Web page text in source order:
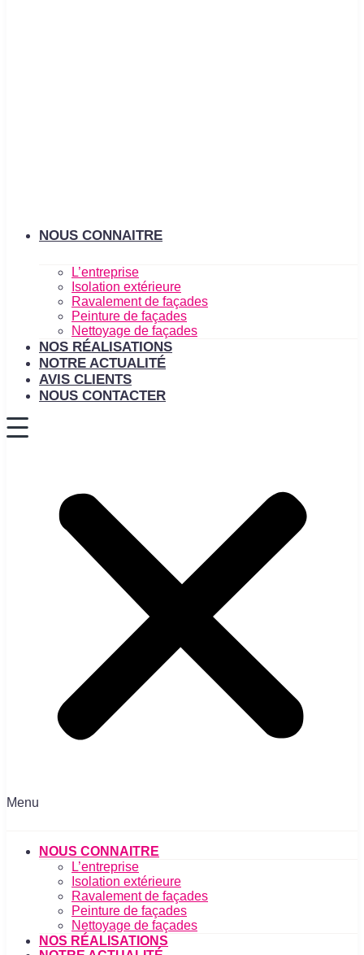
NOUS CONNAITRE
L’entreprise
Isolation extérieure
Ravalement de façades
Peinture de façades
Nettoyage de façades
NOS RÉALISATIONS
NOTRE ACTUALITÉ
AVIS CLIENTS
NOUS CONTACTER
Menu
NOUS CONNAITRE
L’entreprise
Isolation extérieure
Ravalement de façades
Peinture de façades
Nettoyage de façades
NOS RÉALISATIONS